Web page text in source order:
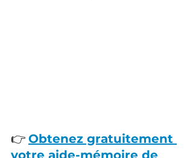
👉 Obtenez gratuitement